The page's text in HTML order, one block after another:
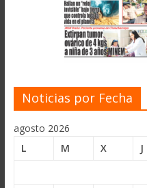
Noticias por Fecha
agosto 2026
L
M X J